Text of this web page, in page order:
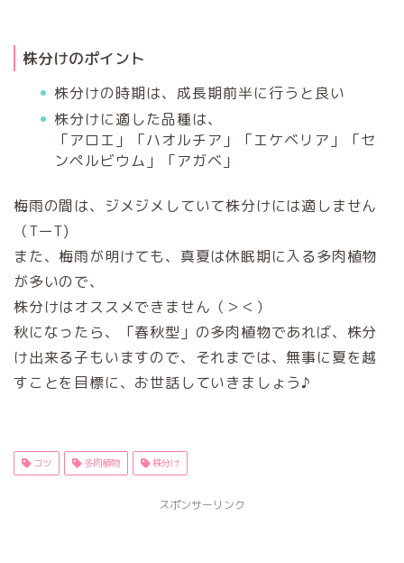
株分けのポイント
株分けの時期は、成長期前半に行うと良い
株分けに適した品種は、
「アロエ」「ハオルチア」「エケベリア」「セ
ンペルビウム」「アガベ」
梅雨の間は、ジメジメしていて株分けには適しません
（TーT)
また、梅雨が明けても、真夏は休眠期に入る多肉植物
が多いので、
株分けはオススメできません（＞＜）
秋になったら、「春秋型」の多肉植物であれば、株分
け出来る子もいますので、それまでは、無事に夏を越
すことを目標に、お世話していきましょう♪
コツ 多肉植物 株分け
スポンサーリンク